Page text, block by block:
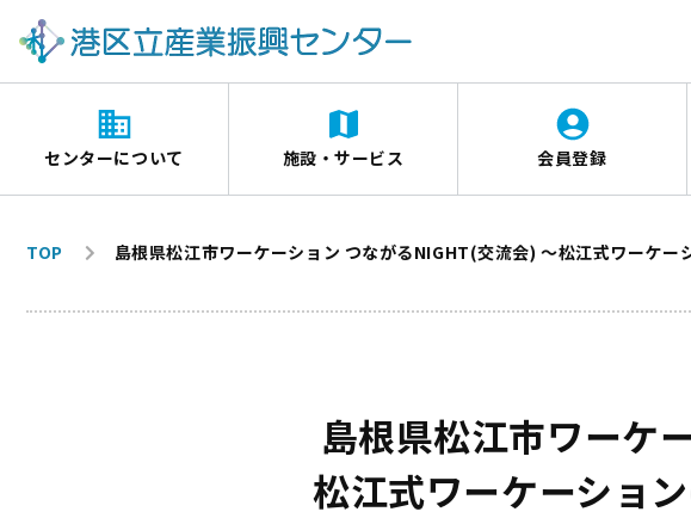
センターについて 施設・サービス 会員登録
TOP 島根県松江市ワーケーション つながるNIGHT(交流会) ～松江式ワーケー
島根県松江市ワーケ
松江式ワーケーショ